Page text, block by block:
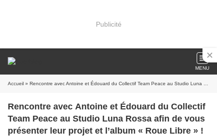
Publicité
MENU
Accueil » Rencontre avec Antoine et Édouard du Collectif Team Peace au Studio Luna Rossa afin de vous présenter leur projet et l’album « Roue Libre » !
Rencontre avec Antoine et Édouard du Collectif
Team Peace au Studio Luna Rossa afin de vous
présenter leur projet et l’album « Roue Libre » !